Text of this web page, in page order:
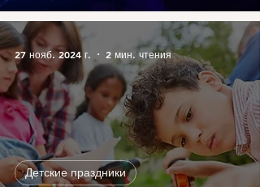
Детские праздники
27 нояб. 2024 г. 2 мин. чтения